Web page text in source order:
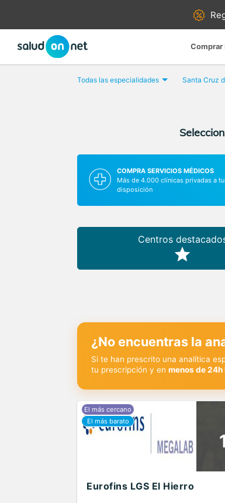
Comprar
Todas las especialidades Santa Cruz
COMPRA SERVICIOS MÉDICOS
Más de 4.000 clínicas privadas a tu
disposición
Centros
¿No encuentras la
Si te han prescrito una analítica
tu prescripción y en menos de 24h
Eurofins LGS El Hierro